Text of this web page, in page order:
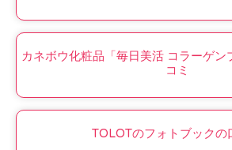
カネボウ化粧品「毎日美活 コラーゲン
コミ
TOLOTのフォトブックの